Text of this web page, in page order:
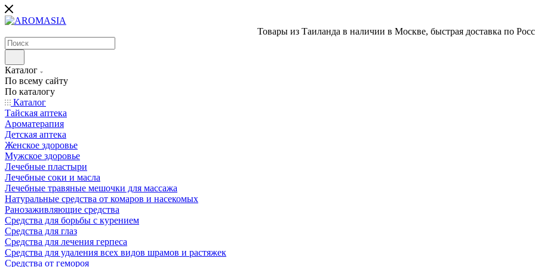
Товары из Таиланда в наличии в Москве, быстрая доставка по
Каталог
По всему сайту
По каталогу
Каталог
Тайская аптека
Ароматерапия
Детская аптека
Женское здоровье
Мужское здоровье
Лечебные пластыри
Лечебные соки и масла
Лечебные травяные мешочки для массажа
Натуральные средства от комаров и насекомых
Ранозаживляющие средства
Средства для борьбы с курением
Средства для глаз
Средства для лечения герпеса
Средства для удаления всех видов шрамов и растяжек
Средства от гемороя